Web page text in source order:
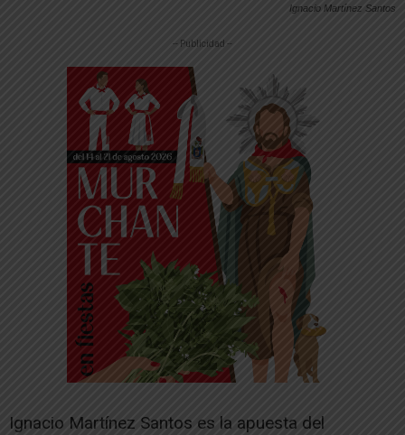
Ignacio Martínez Santos
-- Publicidad --
Ignacio Martínez Santos es la apuesta del